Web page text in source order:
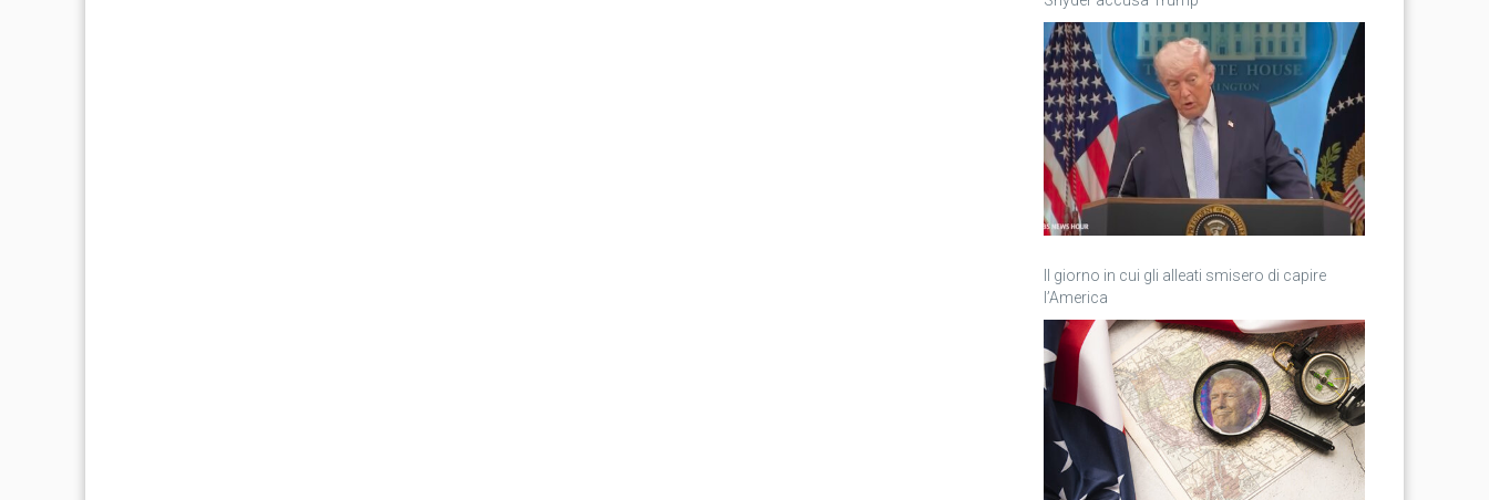
Il giorno in cui gli alleati smisero di capire
l’America